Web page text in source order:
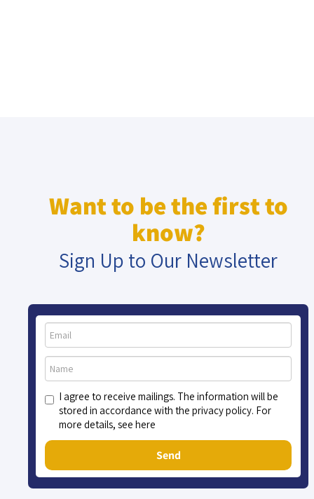
Want to be the first to
know?
Sign Up to Our Newsletter
I agree to receive mailings. The information will be
stored in accordance with the privacy policy. For
more details, see here
Send